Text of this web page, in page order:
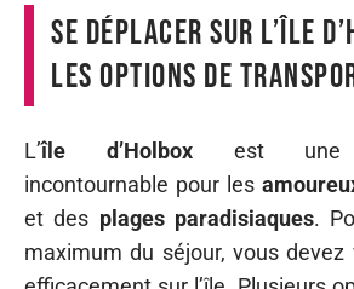
Se déplacer sur l’île
les options de
L’île d’Holboxest une
incontournable pour les
et des plages paradisiaques.
maximum du séjour, vous devez